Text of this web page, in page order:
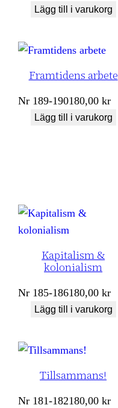
Lägg till i varukorg
Framtidens arbete
Nr 189-190180,00kr
Lägg till i varukorg
Kapitalism &
kolonialism
Nr 185-186180,00kr
Lägg till i varukorg
Tillsammans!
Nr 181-182180,00kr